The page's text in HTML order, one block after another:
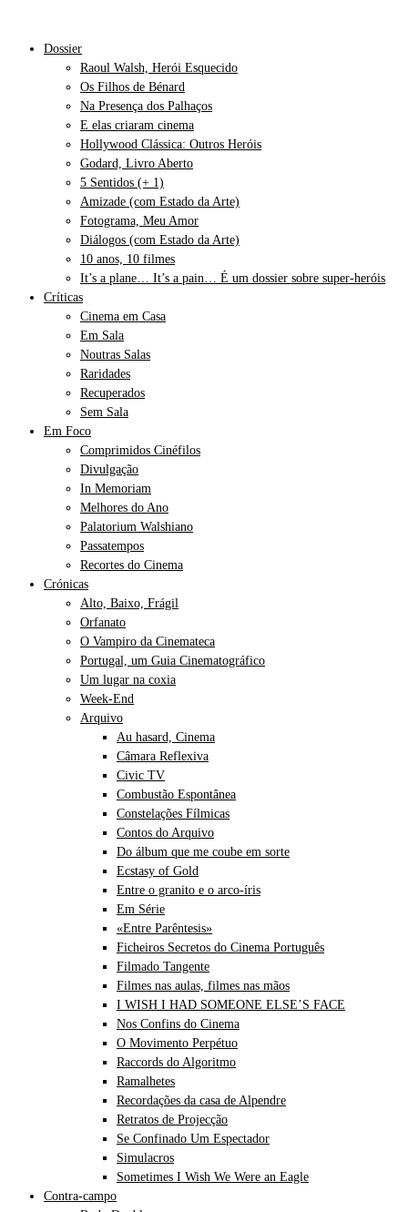
Dossier
Raoul Walsh, Herói Esquecido
Os Filhos de Bénard
Na Presença dos Palhaços
E elas criaram cinema
Hollywood Clássica: Outros Heróis
Godard, Livro Aberto
5 Sentidos (+ 1)
Amizade (com Estado da Arte)
Fotograma, Meu Amor
Diálogos (com Estado da Arte)
10 anos, 10 filmes
It’s a plane… It’s a pain… É um dossier sobre super-heróis
Críticas
Cinema em Casa
Em Sala
Noutras Salas
Raridades
Recuperados
Sem Sala
Em Foco
Comprimidos Cinéfilos
Divulgação
In Memoriam
Melhores do Ano
Palatorium Walshiano
Passatempos
Recortes do Cinema
Crónicas
Alto, Baixo, Frágil
Orfanato
O Vampiro da Cinemateca
Portugal, um Guia Cinematográfico
Um lugar na coxia
Week-End
Arquivo
Au hasard, Cinema
Câmara Reflexiva
Civic TV
Combustão Espontânea
Constelações Fílmicas
Contos do Arquivo
Do álbum que me coube em sorte
Ecstasy of Gold
Entre o granito e o arco-íris
Em Série
«Entre Parêntesis»
Ficheiros Secretos do Cinema Português
Filmado Tangente
Filmes nas aulas, filmes nas mãos
I WISH I HAD SOMEONE ELSE’S FACE
Nos Confins do Cinema
O Movimento Perpétuo
Raccords do Algoritmo
Ramalhetes
Recordações da casa de Alpendre
Retratos de Projecção
Se Confinado Um Espectador
Simulacros
Sometimes I Wish We Were an Eagle
Contra-campo